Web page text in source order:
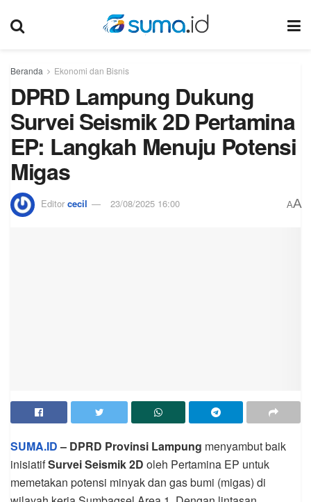
Beranda Ekonomi dan Bisnis
DPRD Lampung Dukung
Survei Seismik 2D Pertamina
EP: Langkah Menuju Potensi
Migas
Editor cecil 23/08/2025 16:00 AA
SUMA.ID– DPRD Provinsi Lampung menyambut baik
inisiatifSurvei Seismik 2D oleh Pertamina EP untuk
memetakan potensi minyak dan gas bumi (migas) di